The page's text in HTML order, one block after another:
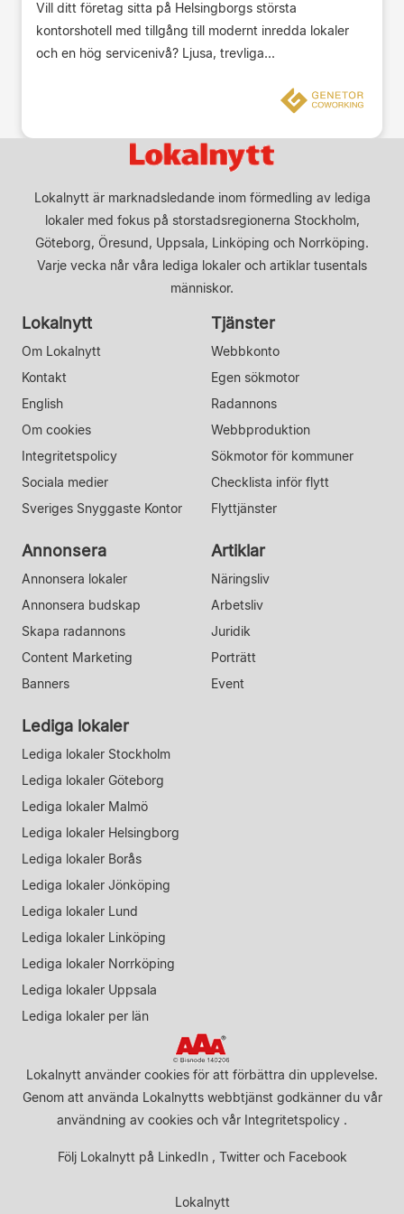
Vill ditt företag sitta på Helsingborgs största
kontorshotell med tillgång till modernt inredda lokaler
och en hög servicenivå? Ljusa, trevliga...
Lokalnytt är marknadsledande inom förmedling av lediga
lokaler med fokus på storstadsregionerna Stockholm,
Göteborg, Öresund, Uppsala, Linköping och Norrköping.
Varje vecka når våra lediga lokaler och artiklar tusentals
människor.
Lokalnytt
Om Lokalnytt
Kontakt
English
Om cookies
Integritetspolicy
Sociala medier
Sveriges Snyggaste Kontor
Tjänster
Webbkonto
Egen sökmotor
Radannons
Webbproduktion
Sökmotor för kommuner
Checklista inför flytt
Flyttjänster
Annonsera
Annonsera lokaler
Annonsera budskap
Skapa radannons
Content Marketing
Banners
Artiklar
Näringsliv
Arbetsliv
Juridik
Porträtt
Event
Lediga lokaler
Lediga lokaler Stockholm
Lediga lokaler Göteborg
Lediga lokaler Malmö
Lediga lokaler Helsingborg
Lediga lokaler Borås
Lediga lokaler Jönköping
Lediga lokaler Lund
Lediga lokaler Linköping
Lediga lokaler Norrköping
Lediga lokaler Uppsala
Lediga lokaler per län
Lokalnytt använder cookies för att förbättra din upplevelse.
Genom att använda Lokalnytts webbtjänst godkänner du vår
användning av cookies och vår Integritetspolicy .
Följ Lokalnytt på LinkedIn, Twitteroch Facebook
Lokalnytt